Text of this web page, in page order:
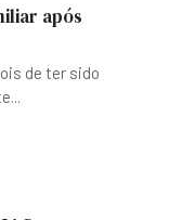
após
de ter sido
...